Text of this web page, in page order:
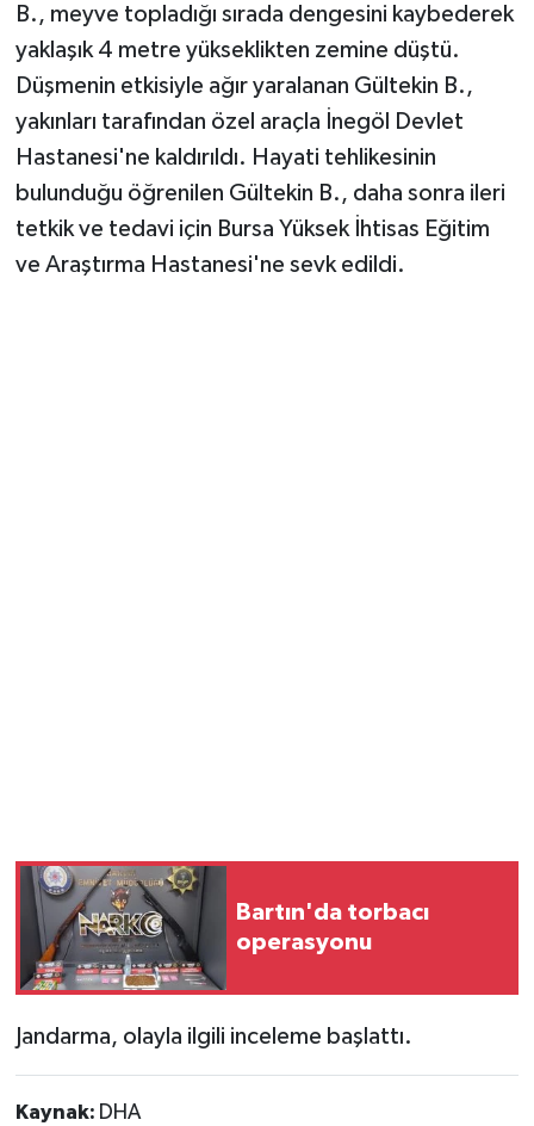
B., meyve topladığı sırada dengesini kaybederek
yaklaşık 4 metre yükseklikten zemine düştü.
Düşmenin etkisiyle ağır yaralanan Gültekin B.,
yakınları tarafından özel araçla İnegöl Devlet
Hastanesi'ne kaldırıldı. Hayati tehlikesinin
bulunduğu öğrenilen Gültekin B., daha sonra ileri
tetkik ve tedavi için Bursa Yüksek İhtisas Eğitim
ve Araştırma Hastanesi'ne sevk edildi.
Bartın'da torbacı
operasyonu
Jandarma, olayla ilgili inceleme başlattı.
Kaynak: DHA